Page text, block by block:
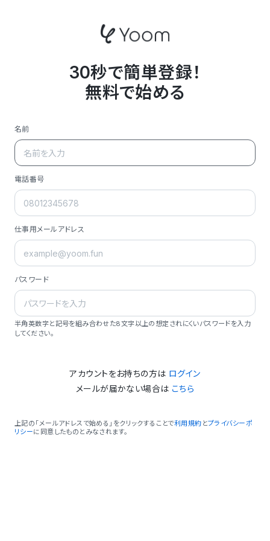
30秒で簡単登録！
無料で始める
名前
電話番号
仕事用メールアドレス
パスワード
半角英数字と記号を組み合わせた8文字以上の想定されにくいパスワードを入力
してください。
アカウントをお持ちの方は ログイン
メールが届かない場合は こちら
上記の「メールアドレスで始める」をクリックすることで利用規約 とプライバシーポ
リシーに同意したものとみなされます。